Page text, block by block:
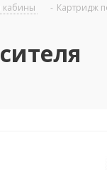
кабины - Картридж